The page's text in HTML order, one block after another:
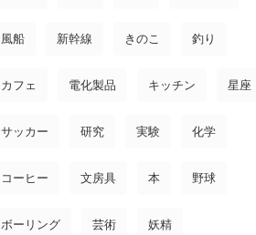
風船 新幹線 きのこ 釣り
カフェ 電化製品 キッチン 星座
サッカー 研究 実験 化学
コーヒー 文房具 本 野球
ボーリング 芸術 妖精